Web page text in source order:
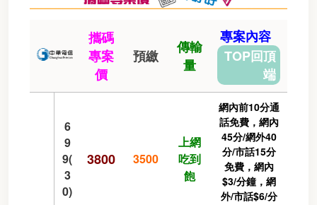
攜碼
專案
價
預繳
傳輸
量
專案內容
TOP回頂
端
6
9
9(
3
0)
3800 3500
上網
吃到
飽
網內前10分通
話免費，網內
45分/網外40
分/市話15分
免費，網內
$3/分鐘，網
外/市話$6/分